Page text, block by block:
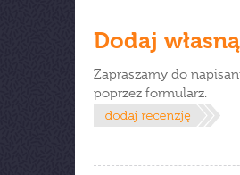
Dodaj
Zapraszamy do
poprzez formularz.